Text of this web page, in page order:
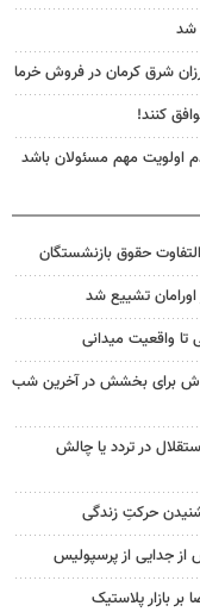
شد
شرق کرمان در فروش خرما
کنند!
اولویت مهم مسئولان باشد
حقوق بازنشستگان
تشییع شد
واقعیت میدانی
برای بخشش در آخرین شب
در تردد یا چالش
حرکتِ زندگی
از جدایی از پرسپولیس
بازار پلاستیک